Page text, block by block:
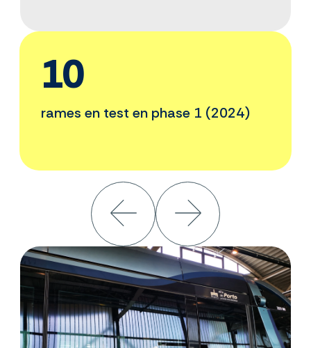
10
rames en test en phase 1 (2024)